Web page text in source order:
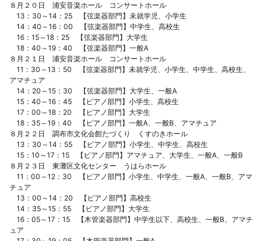
８月２０日 浦安音楽ホール コンサートホール
13：30～14：25 【弦楽器部門】未就学児、小学生
14：40～16：00 【弦楽器部門】中学生、高校生
16：15～18：25 【弦楽器部門】大学生
18：40～19：40 【弦楽器部門】一般A
８月２１日 浦安音楽ホール コンサートホール
11：30～13：50 【弦楽器部門】未就学児、小学生、中学生、高校生、
アマチュア
14：20～15：30 【弦楽器部門】大学生、一般A
15：40～16：45 【ピアノ部門】小学生、高校生
17：00～18：20 【ピアノ部門】大学生
18：35～19：40 【ピアノ部門】一般A、一般B、アマチュア
８月２２日 調布市文化会館たづくり くすのきホール
13：30～14：55 【ピアノ部門】小学生、中学生、高校生
15：10～17：15 【ピアノ部門】アマチュア、大学生、一般A、一般B
８月２３日 東灘区文化センター うはらホール
11：00～12：30 【ピアノ部門】小学生、中学生、一般A、一般B、アマ
チュア
13：00～14：20 【ピアノ部門】高校生
14：35～15：55 【ピアノ部門】大学生
16：05～17：15 【木管楽器部門】中学生以下、高校生、一般B、アマチ
ュア